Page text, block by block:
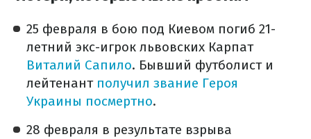
25 февраля в бою под Киевом погиб 21-
летний экс-игрок львовских Карпат
Виталий Сапило. Бывший футболист и
лейтенант получил звание Героя
Украины посмертно.
28 февраля в результате взрыва